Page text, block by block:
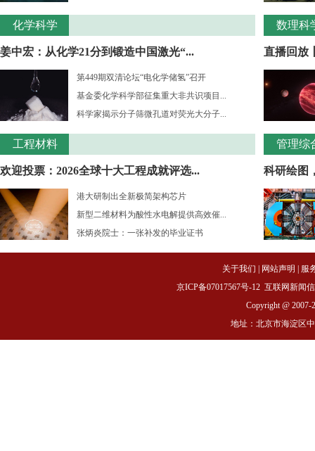
化学科学
姜中宏：从化学21分到锻造中国激光“...
第449期双清论坛“电化学储氢”召开
基金委化学科学部征集重大非共识项目...
科学家揭示分子筛微孔道对荧光大分子...
工程材料
欢迎投票：2026全球十大工程成就评选...
港大研制出全新极简架构芯片
新型二维材料为酸性水电解提供高效催...
张炳炎院士：一张补发的毕业证书
数理科
直播回放
管理综
科研绘图
关于我们 网站声明
服
京ICP备07017567号-12 互联网新闻
Copyright @ 2007-
地址：北京市海淀区